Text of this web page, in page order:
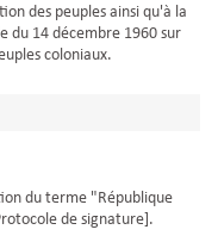
des peuples ainsi qu'à la
du 14 décembre 1960 sur
coloniaux.
du terme "République
de signature].